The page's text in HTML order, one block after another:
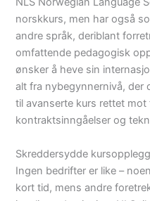
norskkurs, men har også
andre språk, deriblant
omfattende pedagogisk
ønsker å heve sin
alt fra nybegynnernivå, der
til avanserte kurs rettet mot
kontraktsinngåelser og
Skreddersydde kursopplegg
Ingen bedrifter er like –
kort tid, mens andre